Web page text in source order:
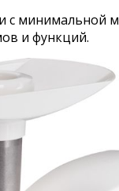
с минимальной
и функций.